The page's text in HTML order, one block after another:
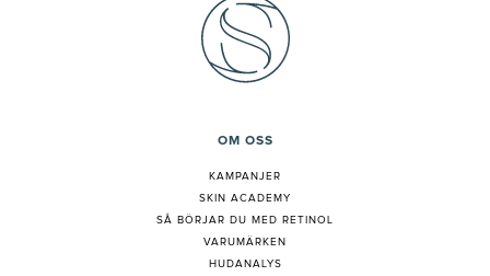
OM OSS
KAMPANJER
SKIN ACADEMY
SÅ BÖRJAR DU MED RETINOL
VARUMÄRKEN
HUDANALYS